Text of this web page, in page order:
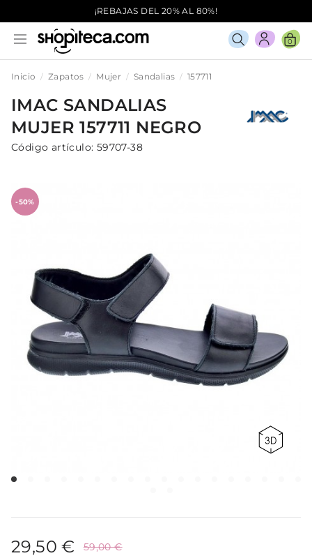
¡REBAJAS DEL 20% AL 80%!
0
Inicio Zapatos Mujer Sandalias 157711
IMAC SANDALIAS
MUJER157711 NEGRO
Código artículo: 59707-38
-50%
29,50 € 59,00 €